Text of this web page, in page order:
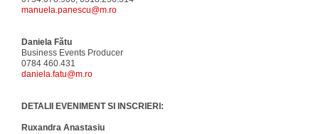
manuela.panescu@m.ro
Daniela Fătu
Business Events Producer
0784 460.431
daniela.fatu@m.ro
DETALII EVENIMENT SI INSCRIERI:
Ruxandra Anastasiu